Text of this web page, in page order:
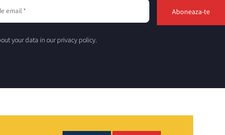
your data in our privacy policy.